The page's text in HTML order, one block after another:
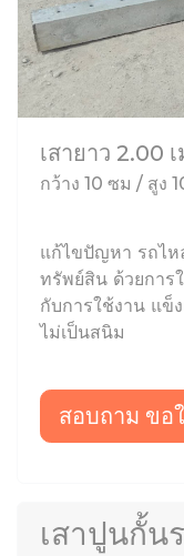
เสายาว 2.00
กว้าง 10 ซม / สูง
แก้ไขปัญหา รถไห
ทรัพย์สิน ด้วยการ
กับการใช้งาน แข็
ไม่เป็นสนิม
สอบถาม ขอ
เสาปูนกั้น